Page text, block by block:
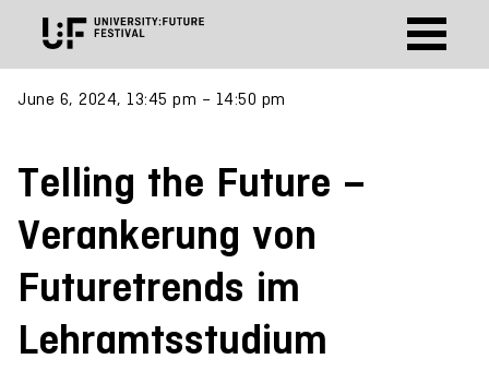
June 6, 2024, 13:45 pm – 14:50 pm
Telling the Future –
Verankerung von
Futuretrends im
Lehramtsstudium